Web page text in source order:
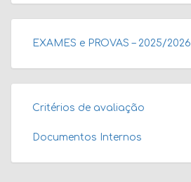
EXAMES e PROVAS – 2025/2026
Critérios de avaliação
Documentos Internos